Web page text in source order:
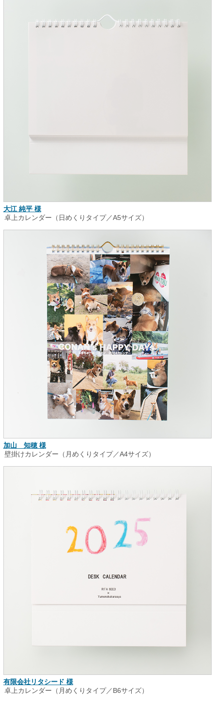
大江 純平 様
卓上カレンダー（日めくりタイプ／A5サイズ）
加山 知穂 様
壁掛けカレンダー（月めくりタイプ／A4サイズ）
有限会社リタシード 様
卓上カレンダー（月めくりタイプ／B6サイズ）